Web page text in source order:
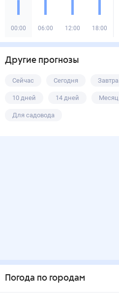
00:00 06:00 12:00 18:00
Другие прогнозы
Сейчас Сегодня Завтра
10 дней 14 дней Месяц
Для садовода
Погода по городам